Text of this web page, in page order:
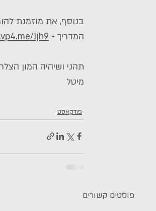
בנוסף, את מוזמנת
המדריך - 1jh9
תהני ושיהיה המון
מיטל
פודקאסט
פוסטים קשורים